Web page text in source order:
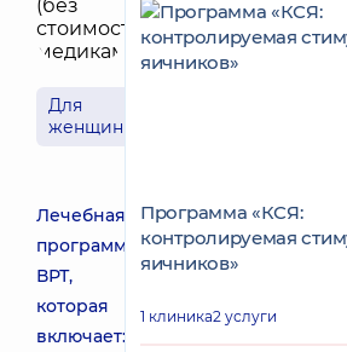
Для
женщин
Лечебная
программа
ВРТ,
которая
включает:
Программа «КСЯ:
контролируемая
яичников»
1 клиника2 услуги